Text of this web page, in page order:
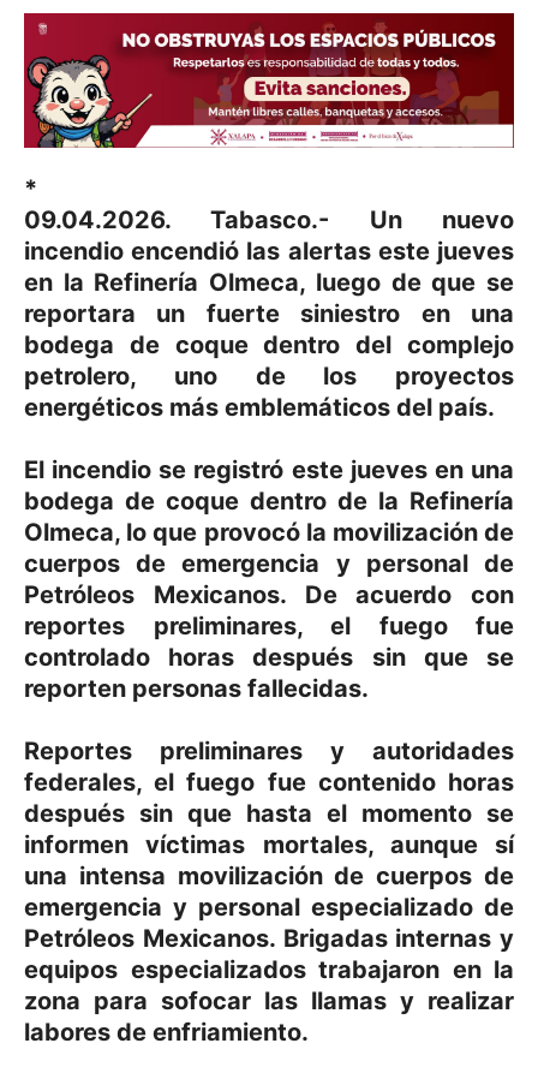
*
09.04.2026. Tabasco.- Un nuevo
incendio encendió las alertas este jueves
en la Refinería Olmeca, luego de que se
reportara un fuerte siniestro en una
bodega de coque dentro del complejo
petrolero, uno de los proyectos
energéticos más emblemáticos del país.
El incendio se registró este jueves en una
bodega de coque dentro de la Refinería
Olmeca, lo que provocó la movilización de
cuerpos de emergencia y personal de
Petróleos Mexicanos. De acuerdo con
reportes preliminares, el fuego fue
controlado horas después sin que se
reporten personas fallecidas.
Reportes preliminares y autoridades
federales, el fuego fue contenido horas
después sin que hasta el momento se
informen víctimas mortales, aunque sí
una intensa movilización de cuerpos de
emergencia y personal especializado de
Petróleos Mexicanos. Brigadas internas y
equipos especializados trabajaron en la
zona para sofocar las llamas y realizar
labores de enfriamiento.